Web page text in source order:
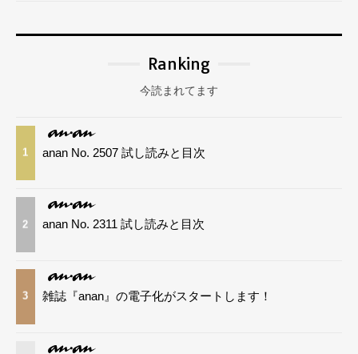
Ranking
今読まれてます
1 anan No. 2507 試し読みと目次
2 anan No. 2311 試し読みと目次
3 雑誌『anan』の電子化がスタートします！